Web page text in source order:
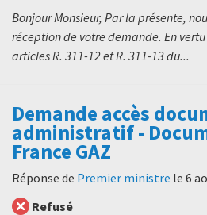
Bonjour Monsieur, Par la présente,
réception de votre demande. En
articles R. 311-12 et R. 311-13 du...
Demande accès
administratif -
France GAZ
Réponse de Premier ministre le 6
Refusé